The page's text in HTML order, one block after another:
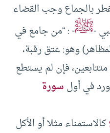
بالجماع وجب القضاء
-ﷺ- : “من جامع في
وهو: عتق رقبة،
فإن لم يستطع
في أولسورة
كالاستمناء مثلا أو الأكل